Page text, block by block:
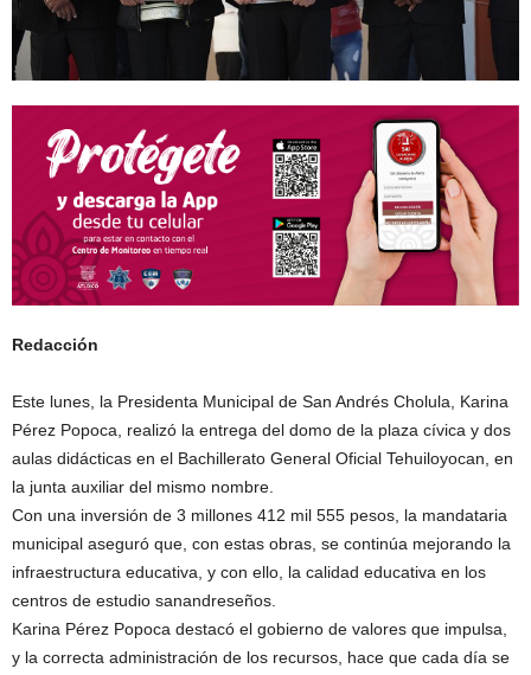
Redacción
Este lunes, la Presidenta Municipal de San Andrés Cholula, Karina
Pérez Popoca, realizó la entrega del domo de la plaza cívica y dos
aulas didácticas en el Bachillerato General Oficial Tehuiloyocan, en
la junta auxiliar del mismo nombre.
Con una inversión de 3 millones 412 mil 555 pesos, la mandataria
municipal aseguró que, con estas obras, se continúa mejorando la
infraestructura educativa, y con ello, la calidad educativa en los
centros de estudio sanandreseños.
Karina Pérez Popoca destacó el gobierno de valores que impulsa,
y la correcta administración de los recursos, hace que cada día se